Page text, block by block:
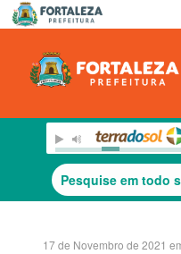
17 de Novembro de 2021